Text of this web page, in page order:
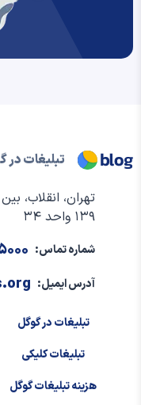
تبلیغات در
تهران، انقلاب،
۱۳۹ واحد ۳۴
شماره تماس:
آدرس ایمیل:
تبلیغات در گوگل
تبلیغات کلیکی
هزینه تبلیغات گوگل